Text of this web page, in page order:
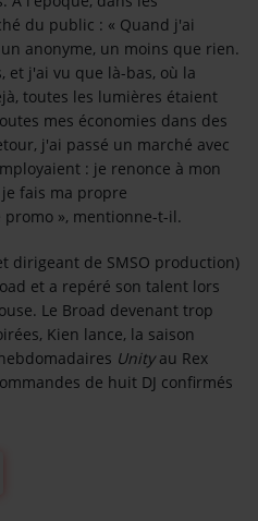
du public : « Quand j'ai
anonyme, un moins que rien.
et j'ai vu que là-bas, où la
toutes les lumières étaient
mes économies dans des
j'ai passé un marché avec
: je renonce à mon
fais ma propre
», mentionne-t-il.
dirigeant de SMSO production)
et a repéré son talent lors
Le Broad devenant trop
Kien lance, la saison
Unityau Rex
de huit DJ confirmés